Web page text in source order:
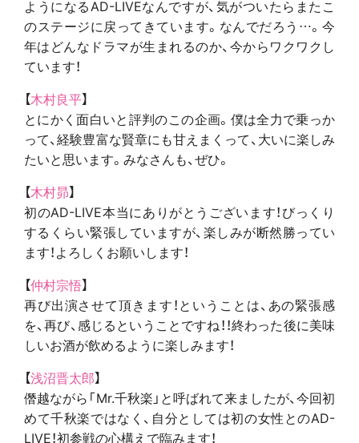
ようになるAD-LIVEなんですが、気がついたらまたこ
のステージに戻ってきています。なんでだろう…。今
年はどんなドラマが生まれるのか、今からワクワクし
ています！
【木村良平】
とにかく面白いと評判のこの企画。僕は全力で乗っか
って、経験豊富な賢章にも甘えまくって、大いに楽しみ
たいと思います。みなさんも、ぜひ。
【木村昴】
初のAD-LIVE本当にありがとうございます！びっくり
するくらい緊張していますが、楽しみが断然勝ってい
ます！よろしくお願いします！
【仲村宗悟】
再び出演させて頂きます！ということは、あの緊張感
を、再び、感じるということですね！！終わった後に美味
しいお酒が飲めるように楽しみます！
【浅沼晋太郎】
僭越ながら「Mr.千秋楽」と呼ばれて来ましたが、今回初
めて千秋楽ではなく、自分としては初の女性とのAD-
LIVE！初参戦の心構えで臨みます！‬